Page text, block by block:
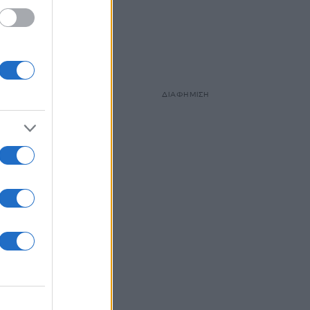
ΔΙΑΦΗΜΙΣΗ